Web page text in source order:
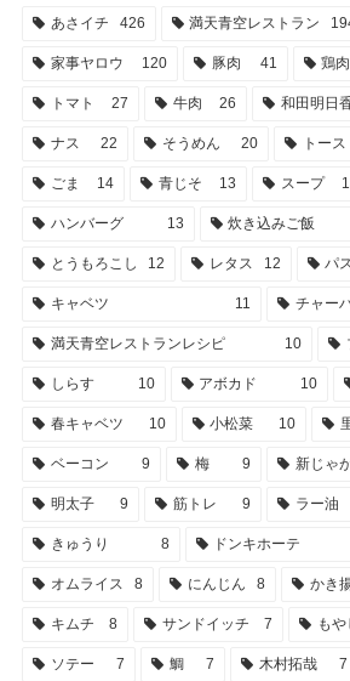
あさイチ 426 満天青空レストラン
家事ヤロウ 120 豚肉 41 鶏肉
トマト 27 牛肉 26 和田明日
ナス 22 そうめん 20 トース
ごま 14 青じそ 13 スープ
ハンバーグ 13 炊き込みご飯
とうもろこし 12 レタス 12 パ
キャベツ 11 チャー
満天青空レストランレシピ 10
しらす 10 アボカド 10
春キャベツ 10 小松菜 10
ベーコン 9 梅 9 新じゃ
明太子 9 筋トレ 9 ラー油
きゅうり 8 ドンキホーテ
オムライス 8 にんじん 8 かき
キムチ 8 サンドイッチ 7 もや
ソテー 7 鯛 7 木村拓哉 7